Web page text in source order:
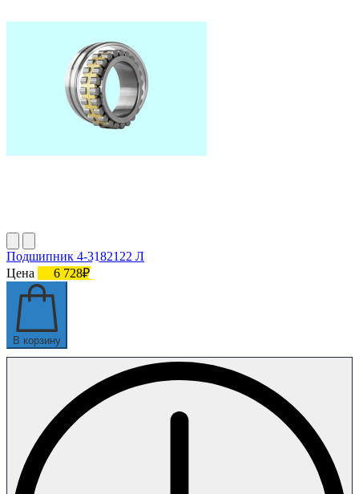
Подшипник 4-3182122 Л
Цена
6 728₽
В корзину